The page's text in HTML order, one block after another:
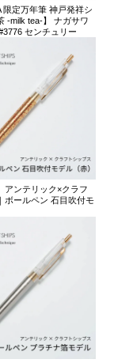
限定万年筆 神戸発祥シ
-milk tea-】 ナガサワ
センチュリー
アンテリック×クラフ
ボールペン 石目吹付モ